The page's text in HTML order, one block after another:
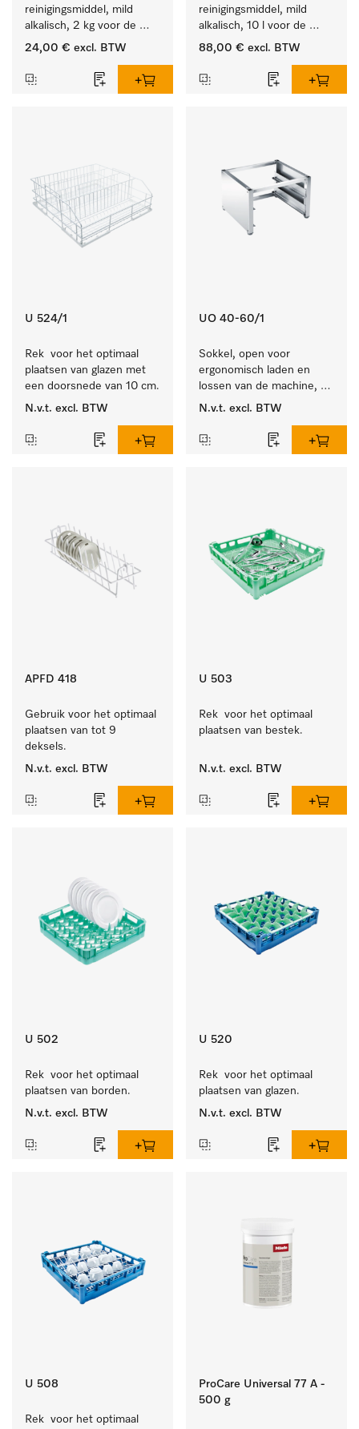
reinigingsmiddel, mild
alkalisch, 2 kg voor de
reiniging van sterk
bestek en glazen.
24,00 € excl. BTW
reinigingsmiddel, mild
alkalisch, 10 l voor de
reiniging van lichte
bestek en glazen.
88,00 € excl. BTW
U 524/1
Rek  voor het optimaal
plaatsen van glazen met
een doorsnede van 10 cm.
N.v.t. excl. BTW
UO 40-60/1
Sokkel, open voor
ergonomisch laden en
lossen van de machine,
hoogte 400 mm.
N.v.t. excl. BTW
APFD 418
Gebruik voor het optimaal
plaatsen van tot 9
deksels.
N.v.t. excl. BTW
U 503
Rek  voor het optimaal
plaatsen van bestek.
N.v.t. excl. BTW
U 502
Rek  voor het optimaal
plaatsen van borden.
N.v.t. excl. BTW
U 520
Rek  voor het optimaal
plaatsen van glazen.
N.v.t. excl. BTW
U 508
Rek  voor het optimaal
ProCare Universal 77 A -
500 g